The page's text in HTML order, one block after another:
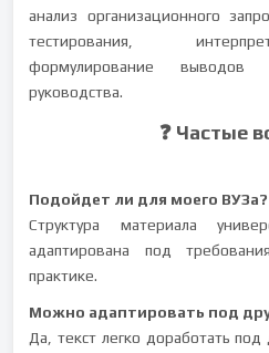
анализ организационного
тестирования,
формулирование
руководства.
❓ Частые
Подойдет ли для моего ВУЗа?
Структура материала
адаптирована под
практике.
Можно адаптировать под
Да, текст легко доработать